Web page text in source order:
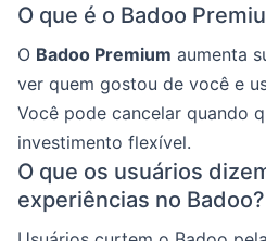
O que é o Badoo
O Badoo Premium aumenta
ver quem gostou de você e
Você pode cancelar quando
investimento flexível.
O que os usuários
experiências no Badoo?